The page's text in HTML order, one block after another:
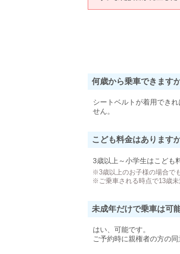
何歳から乗車できます
シートベルトが着用でき
せん。
こども料金はあります
3歳以上～小学生はこども
※3歳以上のお子様の場合で
※ご乗車される時点で13歳未
未成年だけで乗車は可
はい、可能です。
ご予約時に親権者の方の